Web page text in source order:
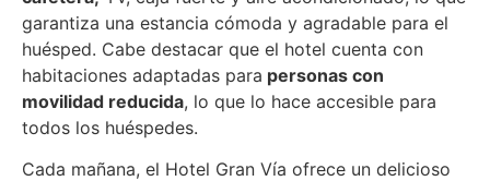
garantiza una estancia cómoda y agradable para el
huésped. Cabe destacar que el hotel cuenta con
habitaciones adaptadas para personas con
movilidad reducida, lo que lo hace accesible para
todos los huéspedes.
Cada mañana, el Hotel Gran Vía ofrece un delicioso